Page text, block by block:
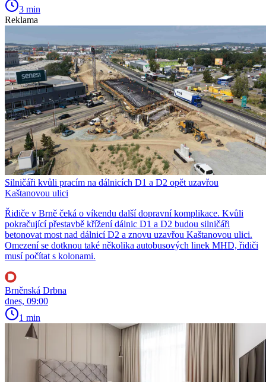
3 min
Reklama
Silničáři kvůli pracím na dálnicích D1 a D2 opět uzavřou
Kaštanovou ulici
Řidiče v Brně čeká o víkendu další dopravní komplikace. Kvůli
pokračující přestavbě křížení dálnic D1 a D2 budou silničáři
betonovat most nad dálnicí D2 a znovu uzavřou Kaštanovou ulici.
Omezení se dotknou také několika autobusových linek MHD, řidiči
musí počítat s kolonami.
Brněnská Drbna
dnes, 09:00
1 min